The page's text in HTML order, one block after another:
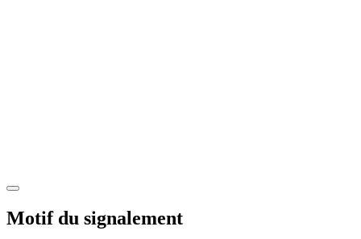
Motif du signalement